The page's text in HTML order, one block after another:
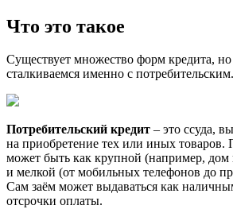
Что это такое
Существует множество форм кредита,
сталкиваемся именно с потребительским.
Потребительский кредит – это ссуда,
на приобретение тех или иных товаров.
может быть как крупной (например, дом
и мелкой (от мобильных телефонов до
Сам заём может выдаваться как
отсрочки оплаты.